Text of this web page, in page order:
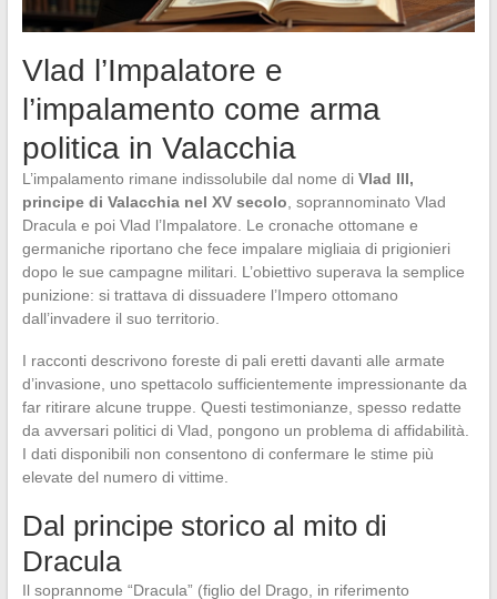
Vlad l’Impalatore e
l’impalamento come arma
politica in Valacchia
L’impalamento rimane indissolubile dal nome di Vlad III,
principe di Valacchia nel XV secolo , soprannominato Vlad
Dracula e poi Vlad l’Impalatore. Le cronache ottomane e
germaniche riportano che fece impalare migliaia di prigionieri
dopo le sue campagne militari. L’obiettivo superava la semplice
punizione: si trattava di dissuadere l’Impero ottomano
dall’invadere il suo territorio.
I racconti descrivono foreste di pali eretti davanti alle armate
d’invasione, uno spettacolo sufficientemente impressionante da
far ritirare alcune truppe. Questi testimonianze, spesso redatte
da avversari politici di Vlad, pongono un problema di affidabilità.
I dati disponibili non consentono di confermare le stime più
elevate del numero di vittime.
Dal principe storico al mito di
Dracula
Il soprannome “Dracula” (figlio del Drago, in riferimento